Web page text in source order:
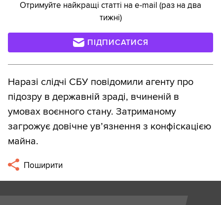
Отримуйте найкращі статті на e-mail (раз на два
тижні)
ПІДПИСАТИСЯ
Наразі слідчі СБУ повідомили агенту про
підозру в державній зраді, вчиненій в
умовах воєнного стану. Затриманому
загрожує довічне ув’язнення з конфіскацією
майна.
Поширити